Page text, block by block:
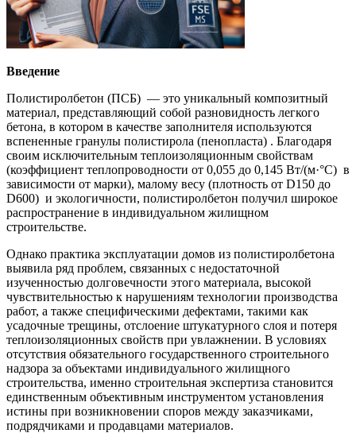
Введение
Полистиролбетон (ПСБ) — это уникальный композитный
материал, представляющий собой разновидность легкого
бетона, в котором в качестве заполнителя используются
вспененные гранулы полистирола (пенопласта) . Благодаря
своим исключительным теплоизоляционным свойствам
(коэффициент теплопроводности от 0,055 до 0,145 Вт/(м·°С) в
зависимости от марки), малому весу (плотность от D150 до
D600) и экологичности, полистиролбетон получил широкое
распространение в индивидуальном жилищном
строительстве.
Однако практика эксплуатации домов из полистиролбетона
выявила ряд проблем, связанных с недостаточной
изученностью долговечности этого материала, высокой
чувствительностью к нарушениям технологии производства
работ, а также специфическими дефектами, такими как
усадочные трещины, отслоение штукатурного слоя и потеря
теплоизоляционных свойств при увлажнении. В условиях
отсутствия обязательного государственного строительного
надзора за объектами индивидуального жилищного
строительства, именно строительная экспертиза становится
единственным объективным инструментом установления
истины при возникновении споров между заказчиками,
подрядчиками и продавцами материалов.